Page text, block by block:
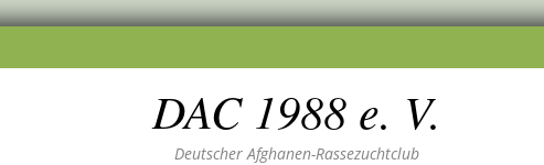
DAC 1988 e. V.
Deutscher Afghanen-Rassezuchtclub